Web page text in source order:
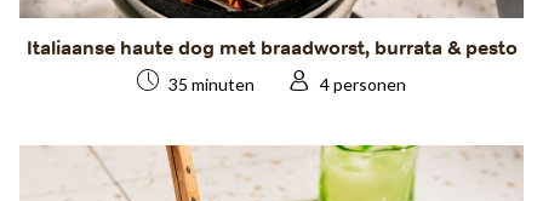
Italiaanse haute dog met braadworst, burrata & pesto
35 minuten 4 personen